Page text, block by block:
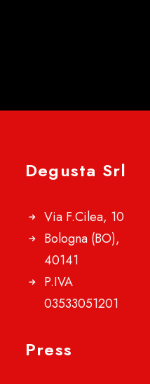
Degusta Srl
Via F.Cilea, 10
Bologna (BO),
40141
P.IVA
03533051201
Press